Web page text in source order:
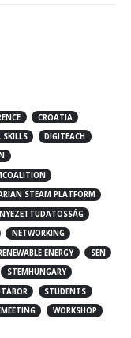
CROATIA
DIGITEACH
STEAM PLATFORM
NETWORKING
ENERGY
SEN
STEMHUNGARY
STUDENTS
WORKSHOP